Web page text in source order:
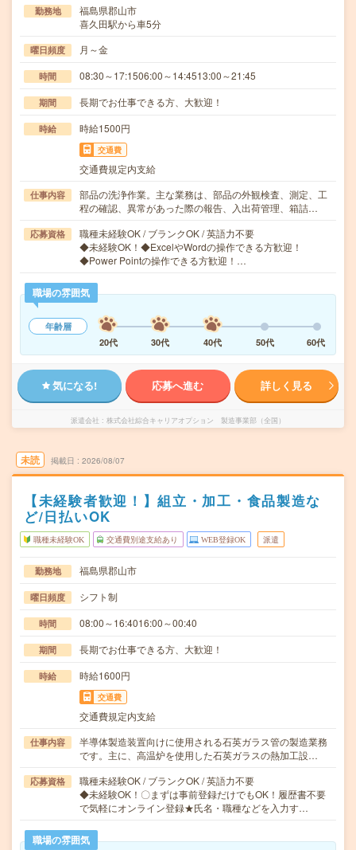
勤務地
福島県郡山市
喜久田駅から車5分
曜日頻度 月～金
時間 08:30～17:1506:00～14:4513:00～21:45
期間 長期でお仕事できる方、大歓迎！
時給 時給1500円
交通費
交通費規定内支給
仕事内容
部品の洗浄作業。主な業務は、部品の外観検査、測定、工
程の確認、異常があった際の報告、入出荷管理、箱詰…
応募資格
職種未経験OK / ブランクOK / 英語力不要
◆未経験OK！◆ExcelやWordの操作できる方歓迎！
◆Power Pointの操作できる方歓迎！…
職場の雰囲気
年齢層
20代
30代 40代 50代 60代
気になる! 応募へ進む 詳しく見る
派遣会社 株式会社綜合キャリアオプション 製造事業部（全国）
未読 掲載日 2026/08/07
【未経験者歓迎！】組立・加工・食品製造な
ど/日払いOK
職種未経験OK 交通費別途支給あり WEB登録OK 派遣
勤務地 福島県郡山市
曜日頻度 シフト制
時間 08:00～16:4016:00～00:40
期間 長期でお仕事できる方、大歓迎！
時給 時給1600円
交通費
交通費規定内支給
仕事内容
半導体製造装置向けに使用される石英ガラス管の製造業務
です。主に、高温炉を使用した石英ガラスの熱加工設…
応募資格
職種未経験OK / ブランクOK / 英語力不要
◆未経験OK！〇まずは事前登録だけでもOK！履歴書不要
で気軽にオンライン登録★氏名・職種などを入力す…
職場の雰囲気